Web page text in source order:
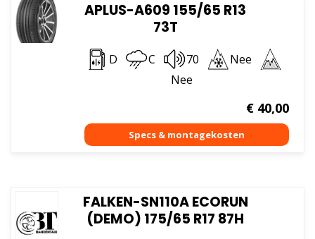
APLUS-A609 155/65 R13
73T
D C 70
Nee
Nee
€40,00
FALKEN-SN110A ECORUN
(DEMO) 175/65 R17 87H